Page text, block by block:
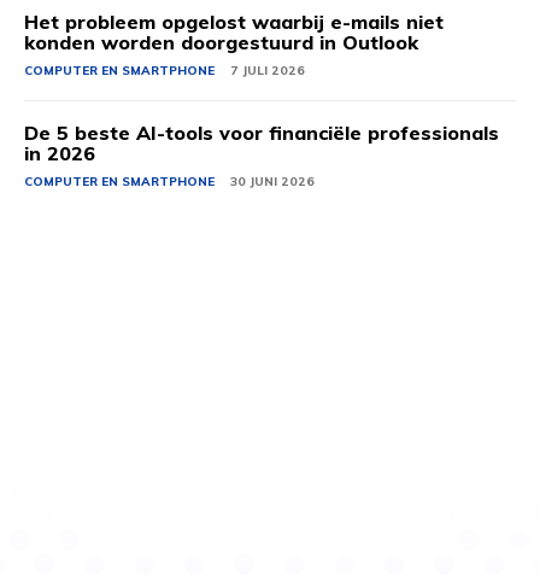
Het probleem opgelost waarbij e-mails niet
konden worden doorgestuurd in Outlook
COMPUTER EN SMARTPHONE 7 JULI 2026
De 5 beste AI-tools voor financiële professionals
in 2026
COMPUTER EN SMARTPHONE 30 JUNI 2026